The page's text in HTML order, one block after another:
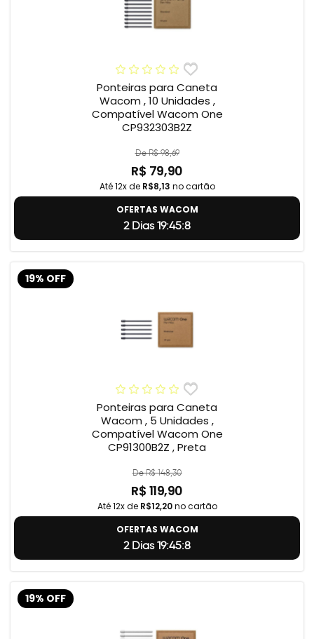
Ponteiras para Caneta
Wacom , 10 Unidades ,
Compatível Wacom One
CP932303B2Z
De R$ 98,69
R$ 79,90
Até 12x de R$8,13 no cartão
OFERTAS WACOM
2 Dias 19:45:7
19% OFF
Ponteiras para Caneta
Wacom , 5 Unidades ,
Compatível Wacom One
CP91300B2Z , Preta
De R$ 148,30
R$ 119,90
Até 12x de R$12,20no cartão
OFERTAS WACOM
2 Dias 19:45:7
19% OFF